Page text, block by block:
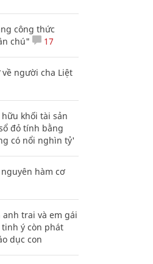
công thức
chú"
17
về người cha Liệt
khối tài sản
đỏ tính bằng
có nổi nghìn tỷ'
hàm cơ
trai và em gái
ý còn phát
dục con